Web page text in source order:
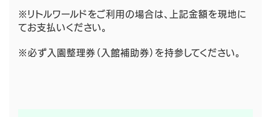
※リトルワールドをご利用の場合は、上記金額を現地に
てお支払いください。
※必ず入園整理券（入館補助券）を持参してください。